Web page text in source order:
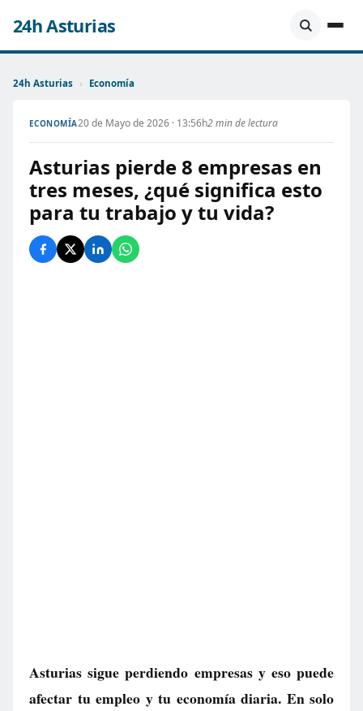
24h Asturias
24h Asturias › Economía
ECONOMÍA20 de Mayo de 2026 · 13:56h2 min de lectura
Asturias pierde 8 empresas en
tres meses, ¿qué significa esto
para tu trabajo y tu vida?
Asturias sigue perdiendo empresas y eso puede
afectar tu empleo y tu economía diaria. En solo